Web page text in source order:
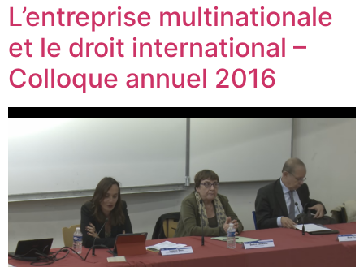
L’entreprise multinationale
et le droit international –
Colloque annuel 2016